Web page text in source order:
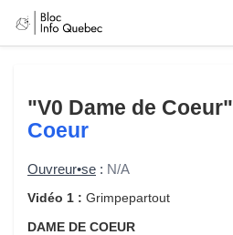
"V0 Dame de Coeur"
Coeur
Ouvreur•se : N/A
Vidéo 1 : Grimpepartout
DAME DE COEUR